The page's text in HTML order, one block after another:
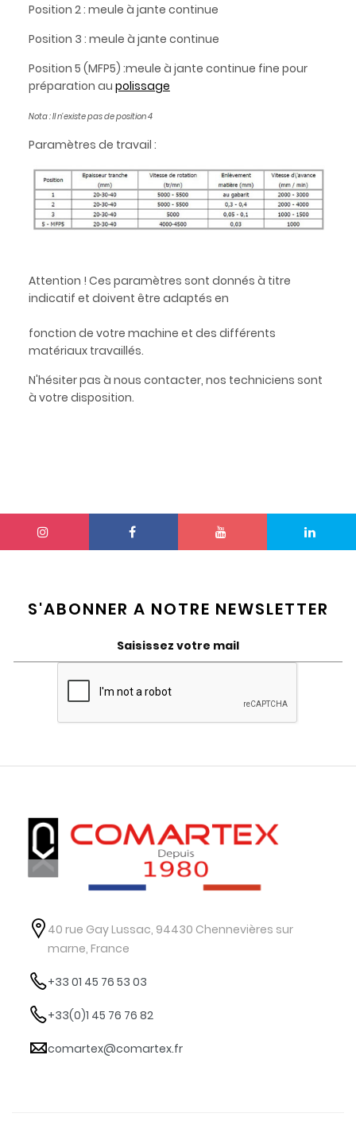
Position 2 : meule à jante continue
Position 3 : meule à jante continue
Position 5 (MFP5) :meule à jante continue fine pour
préparation au polissage
Nota : Il n'existe pas de position 4
Paramètres de travail :
Attention ! Ces paramètres sont donnés à titre
indicatif et doivent être adaptés en
fonction de votre machine et des différents
matériaux travaillés.
N'hésiter pas à nous contacter, nos techniciens sont
à votre disposition.
S'ABONNER A NOTRE NEWSLETTER
40 rue Gay Lussac, 94430 Chennevières sur
marne, France
+33 01 45 76 53 03
+33(0)1 45 76 76 82
comartex@comartex.fr